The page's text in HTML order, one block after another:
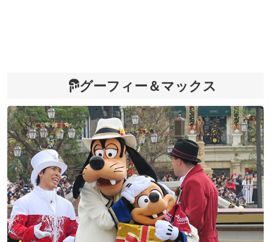
グーフィー＆マックス